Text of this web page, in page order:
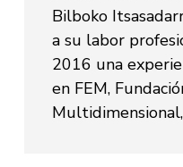
Bilboko
a su labor
2016 una
en FEM,